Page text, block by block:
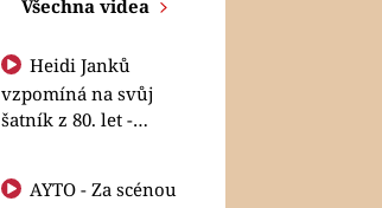
Všechna videa
Heidi Janků
vzpomíná na svůj
šatník z 80. let -